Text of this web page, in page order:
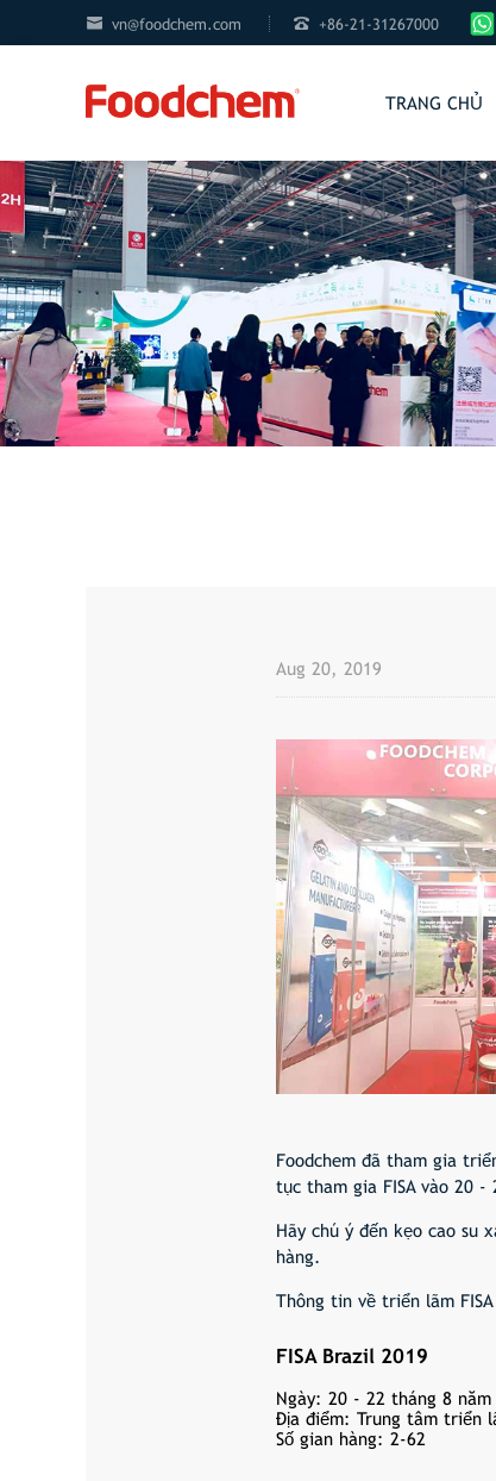
 vn@foodchem.com  +86-21-31267000
TRANG CHỦ
Aug 20, 2019
Foodchem đã tham gia
tục tham gia FISA vào 20 -
Hãy chú ý đến kẹo cao su
hàng.
Thông tin về triển lãm
FISA Brazil 2019
Ngày: 20 - 22 tháng 8 năm
Địa điểm: Trung tâm triển
Số gian hàng: 2-62